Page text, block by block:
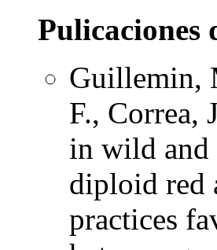
Pulicaciones
Guillemin,
F., Correa,
in wild and
diploid red
practices